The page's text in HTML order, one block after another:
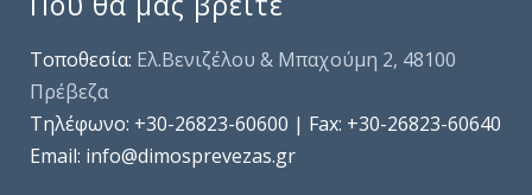
Τοποθεσία: Ελ.Βενιζέλου & Μπαχούμη 2, 48100
Πρέβεζα
Τηλέφωνo: +30-26823-60600 | Fax: +30-26823-60640
Email: info@dimosprevezas.gr